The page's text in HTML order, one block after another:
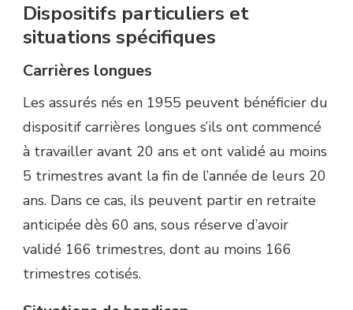
Dispositifs particuliers et
situations spécifiques
Carrières longues
Les assurés nés en 1955 peuvent bénéficier du
dispositif carrières longues s’ils ont commencé
à travailler avant 20 ans et ont validé au moins
5 trimestres avant la fin de l’année de leurs 20
ans. Dans ce cas, ils peuvent partir en retraite
anticipée dès 60 ans, sous réserve d’avoir
validé 166 trimestres, dont au moins 166
trimestres cotisés.